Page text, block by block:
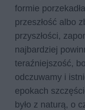
formie
przeszłość albo
przyszłości,
najbardziej
teraźniejszość,
odczuwamy i
epokach
było z naturą, o